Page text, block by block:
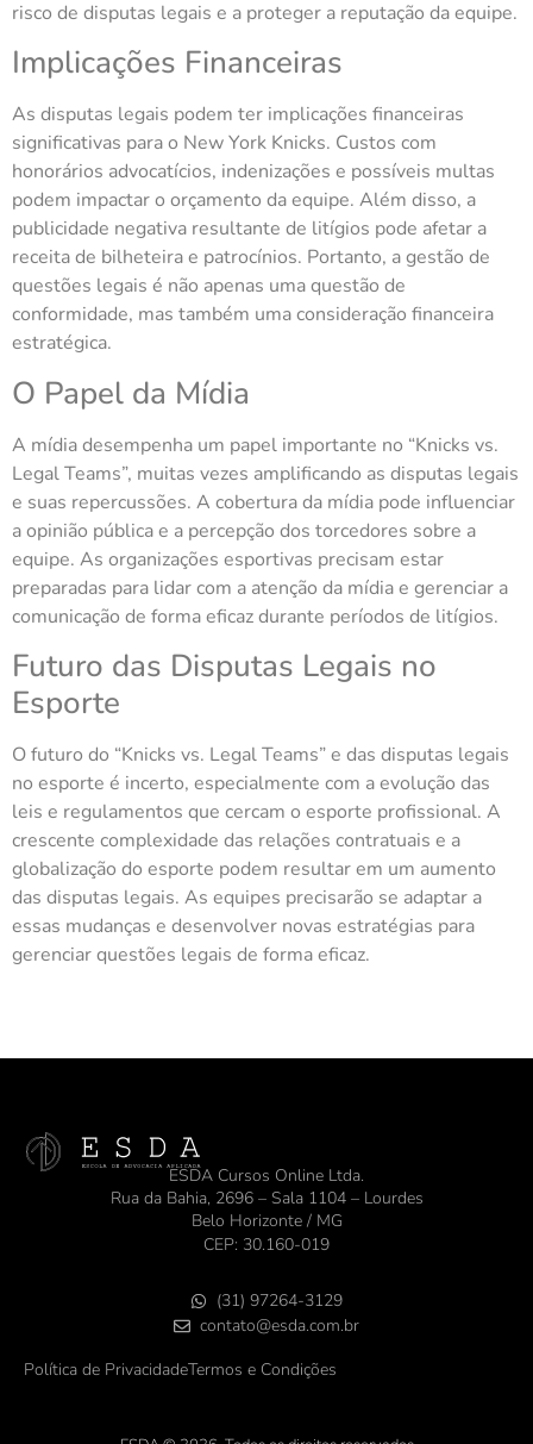
risco de disputas legais e a proteger a reputação da equipe.
Implicações Financeiras
As disputas legais podem ter implicações financeiras
significativas para o New York Knicks. Custos com
honorários advocatícios, indenizações e possíveis multas
podem impactar o orçamento da equipe. Além disso, a
publicidade negativa resultante de litígios pode afetar a
receita de bilheteira e patrocínios. Portanto, a gestão de
questões legais é não apenas uma questão de
conformidade, mas também uma consideração financeira
estratégica.
O Papel da Mídia
A mídia desempenha um papel importante no “Knicks vs.
Legal Teams”, muitas vezes amplificando as disputas legais
e suas repercussões. A cobertura da mídia pode influenciar
a opinião pública e a percepção dos torcedores sobre a
equipe. As organizações esportivas precisam estar
preparadas para lidar com a atenção da mídia e gerenciar a
comunicação de forma eficaz durante períodos de litígios.
Futuro das Disputas Legais no
Esporte
O futuro do “Knicks vs. Legal Teams” e das disputas legais
no esporte é incerto, especialmente com a evolução das
leis e regulamentos que cercam o esporte profissional. A
crescente complexidade das relações contratuais e a
globalização do esporte podem resultar em um aumento
das disputas legais. As equipes precisarão se adaptar a
essas mudanças e desenvolver novas estratégias para
gerenciar questões legais de forma eficaz.
ESDA Cursos Online Ltda.
Rua da Bahia, 2696 – Sala 1104 – Lourdes
Belo Horizonte / MG
CEP: 30.160-019
Política de PrivacidadeTermos e Condições
(31) 97264-3129
contato@esda.com.br